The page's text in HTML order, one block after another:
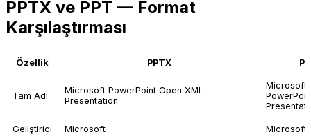
PPTX ve PPT — Format
Karşılaştırması
Özellik PPTX
Tam Adı
Microsoft PowerPoint Open XML
Presentation
Microsoft
Geliştirici Microsoft Microsoft